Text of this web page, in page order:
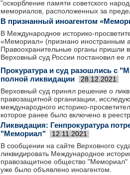
"оскорбление памяти советского
мемориалов, расположенных за
В признанный иноагентом
В Международное историко-
«Мемориал» (признано иностранным
Правоохранительные органы пришли
Верховный суд России постановил ее
Прокуратура и суд разошлись с
полной ликвидации
28.12.2021
Верховный суд принял решение о
правозащитной организации,
международного историко-
которое ранее было включено в
Ликвидация: Генпрокуратура
"Мемориал"
12.11.2021
В сообщении на сайте Верховного
ликвидировать Международное
правозащитное общество "Мемориал"
уже было объявлено иноагентом.